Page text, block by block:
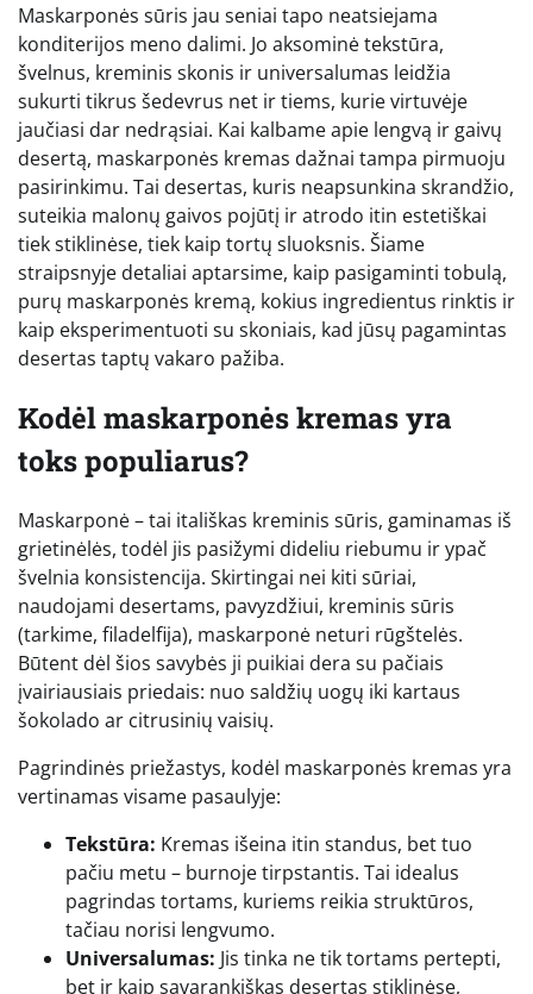
Maskarponės sūris jau seniai tapo neatsiejama
konditerijos meno dalimi. Jo aksominė tekstūra,
švelnus, kreminis skonis ir universalumas leidžia
sukurti tikrus šedevrus net ir tiems, kurie virtuvėje
jaučiasi dar nedrąsiai. Kai kalbame apie lengvą ir gaivų
desertą, maskarponės kremas dažnai tampa pirmuoju
pasirinkimu. Tai desertas, kuris neapsunkina skrandžio,
suteikia malonų gaivos pojūtį ir atrodo itin estetiškai
tiek stiklinėse, tiek kaip tortų sluoksnis. Šiame
straipsnyje detaliai aptarsime, kaip pasigaminti tobulą,
purų maskarponės kremą, kokius ingredientus rinktis ir
kaip eksperimentuoti su skoniais, kad jūsų pagamintas
desertas taptų vakaro pažiba.
Kodėl maskarponės kremas yra
toks populiarus?
Maskarponė – tai itališkas kreminis sūris, gaminamas iš
grietinėlės, todėl jis pasižymi dideliu riebumu ir ypač
švelnia konsistencija. Skirtingai nei kiti sūriai,
naudojami desertams, pavyzdžiui, kreminis sūris
(tarkime, filadelfija), maskarponė neturi rūgštelės.
Būtent dėl šios savybės ji puikiai dera su pačiais
įvairiausiais priedais: nuo saldžių uogų iki kartaus
šokolado ar citrusinių vaisių.
Pagrindinės priežastys, kodėl maskarponės kremas yra
vertinamas visame pasaulyje:
Tekstūra: Kremas išeina itin standus, bet tuo
pačiu metu – burnoje tirpstantis. Tai idealus
pagrindas tortams, kuriems reikia struktūros,
tačiau norisi lengvumo.
Universalumas: Jis tinka ne tik tortams pertepti,
bet ir kaip savarankiškas desertas stiklinėse,